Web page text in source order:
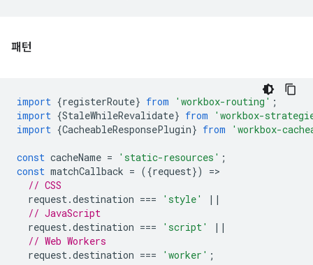
패턴
import {registerRoute} from 'workbox-routing' ;
import {StaleWhileRevalidate} from
'workbox-
import {CacheableResponsePlugin} from 'workbox-
const cacheName = 'static-resources' ;
const matchCallback = ({request}) =
// CSS
request.destination === 'style'
||
// JavaScript
request.destination === 'script'
||
// Web Workers
request.destination === 'worker' ;